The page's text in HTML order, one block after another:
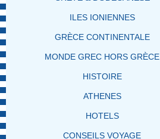
ILES IONIENNES
GRÈCE CONTINENTALE
MONDE GREC HORS GRÈCE
HISTOIRE
ATHENES
HOTELS
CONSEILS VOYAGE